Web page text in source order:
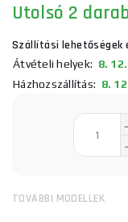
Utolsó 2
Szállítási lehetőségek
Átvételi helyek: 8. 12.
Házhozszállítás: 8.
TOVÁBBI MODELLEK